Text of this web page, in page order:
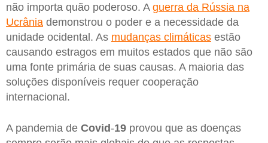
não importa quão poderoso. A guerra da Rússia na
Ucrânia demonstrou o poder e a necessidade da
unidade ocidental. As mudanças climáticas estão
causando estragos em muitos estados que não são
uma fonte primária de suas causas. A maioria das
soluções disponíveis requer cooperação
internacional.
A pandemia de Covid-19 provou que as doenças